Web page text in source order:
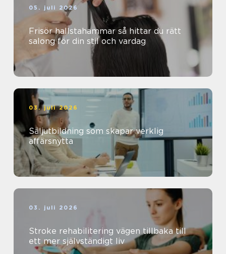
05. juli 2026
Frisör hallstahammar så hittar du rätt
salong för din stil och vardag
03. juli 2026
Säljutbildning som skapar verklig
affärsnytta
03. juli 2026
Stroke rehabilitering vägen tillbaka till
ett mer självständigt liv